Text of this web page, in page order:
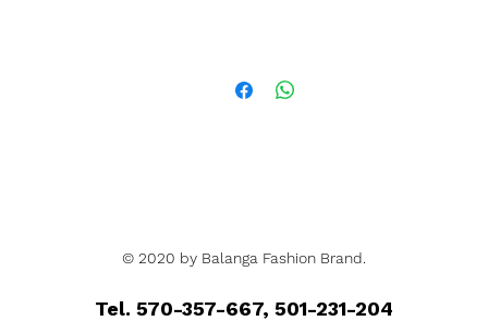
© 2020 by Balanga Fashion Brand.
Tel. 570-357-667, 501-231-204